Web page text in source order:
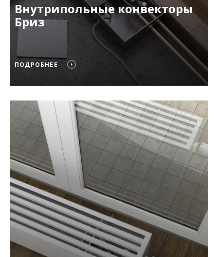
Внутрипольные конвекторы
Бриз
ПОДРОБНЕЕ